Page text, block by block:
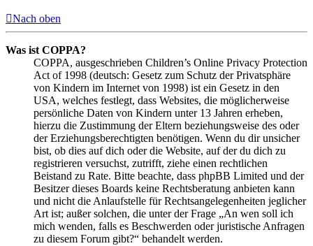
Nach oben
Was ist COPPA?
COPPA, ausgeschrieben Children’s Online Privacy Protection
Act of 1998 (deutsch: Gesetz zum Schutz der Privatsphäre
von Kindern im Internet von 1998) ist ein Gesetz in den
USA, welches festlegt, dass Websites, die möglicherweise
persönliche Daten von Kindern unter 13 Jahren erheben,
hierzu die Zustimmung der Eltern beziehungsweise des oder
der Erziehungsberechtigten benötigen. Wenn du dir unsicher
bist, ob dies auf dich oder die Website, auf der du dich zu
registrieren versuchst, zutrifft, ziehe einen rechtlichen
Beistand zu Rate. Bitte beachte, dass phpBB Limited und der
Besitzer dieses Boards keine Rechtsberatung anbieten kann
und nicht die Anlaufstelle für Rechtsangelegenheiten jeglicher
Art ist; außer solchen, die unter der Frage „An wen soll ich
mich wenden, falls es Beschwerden oder juristische Anfragen
zu diesem Forum gibt?“ behandelt werden.